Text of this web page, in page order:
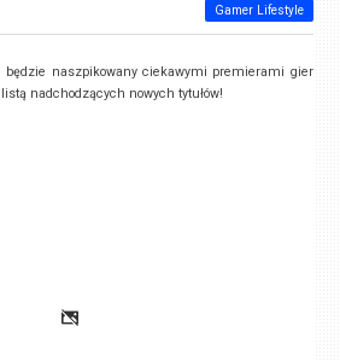
Gamer Lifestyle
naszpikowany ciekawymi premierami gier
nadchodzących nowych tytułów!